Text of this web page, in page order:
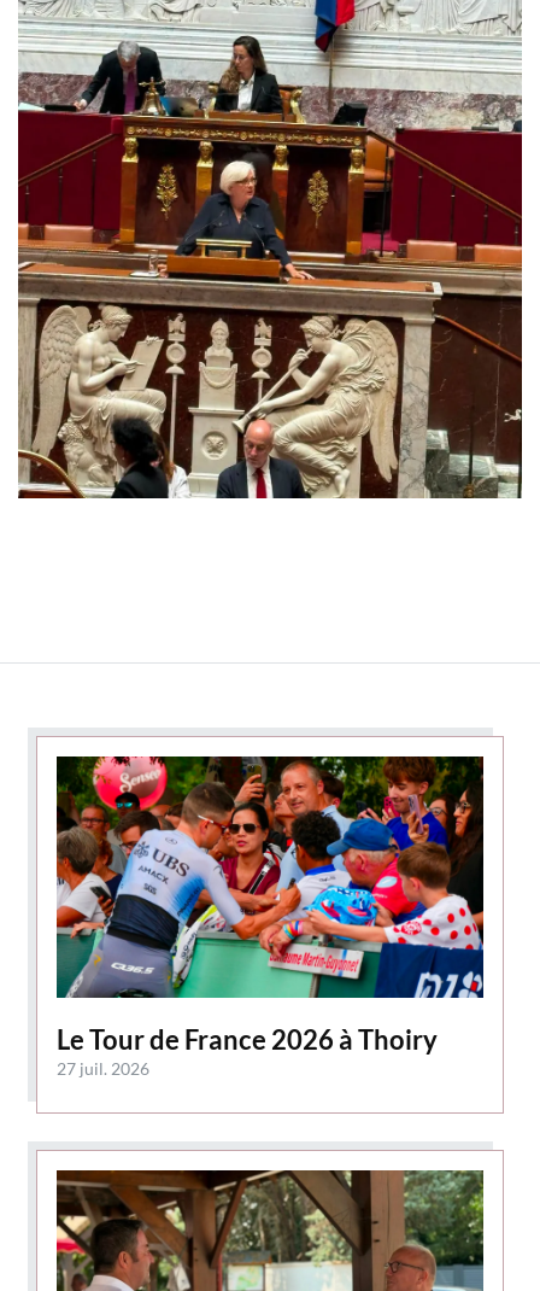
Le Tour de France 2026 à Thoiry
27 juil. 2026